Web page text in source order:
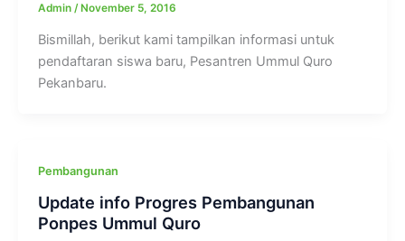
Admin / November 5, 2016
Bismillah, berikut kami tampilkan informasi untuk
pendaftaran siswa baru, Pesantren Ummul Quro
Pekanbaru.
Pembangunan
Update info Progres Pembangunan
Ponpes Ummul Quro